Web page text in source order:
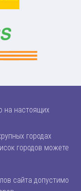
на настоящих
городах
городов можете
сайта допустимо